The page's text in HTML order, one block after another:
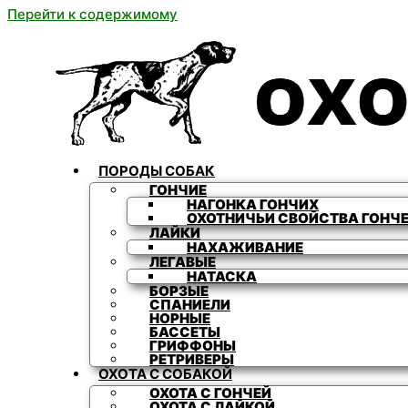
Перейти к содержимому
ПОРОДЫ СОБАК
ГОНЧИЕ
НАГОНКА ГОНЧИХ
ОХОТНИЧЬИ СВОЙСТВА
ЛАЙКИ
НАХАЖИВАНИЕ
ЛЕГАВЫЕ
НАТАСКА
БОРЗЫЕ
СПАНИЕЛИ
НОРНЫЕ
БАССЕТЫ
ГРИФФОНЫ
РЕТРИВЕРЫ
ОХОТА С СОБАКОЙ
ОХОТА С ГОНЧЕЙ